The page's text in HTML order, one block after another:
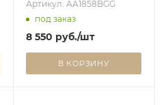
Артикул: AA1858BGG
под заказ
8 550 руб./шт
В КОРЗИНУ